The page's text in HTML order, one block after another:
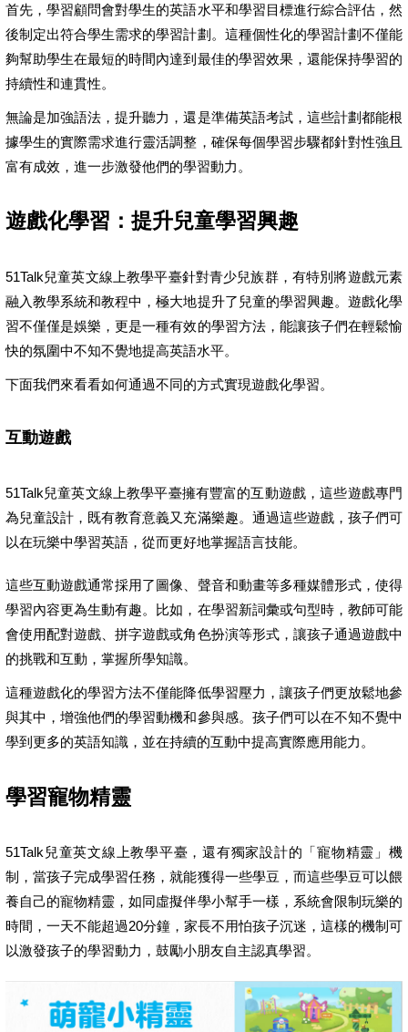
首先，學習顧問會對學生的英語水平和學習目標進行綜合評估，然
後制定出符合學生需求的學習計劃。這種個性化的學習計劃不僅能
夠幫助學生在最短的時間內達到最佳的學習效果，還能保持學習的
持續性和連貫性。
無論是加強語法，提升聽力，還是準備英語考試，這些計劃都能根
據學生的實際需求進行靈活調整，確保每個學習步驟都針對性強且
富有成效，進一步激發他們的學習動力。
遊戲化學習：提升兒童學習興趣
51Talk兒童英文線上教學平臺針對青少兒族群，有特別將遊戲元素
融入教學系統和教程中，極大地提升了兒童的學習興趣。遊戲化學
習不僅僅是娛樂，更是一種有效的學習方法，能讓孩子們在輕鬆愉
快的氛圍中不知不覺地提高英語水平。
下面我們來看看如何通過不同的方式實現遊戲化學習。
互動遊戲
51Talk兒童英文線上教學平臺擁有豐富的互動遊戲，這些遊戲專門
為兒童設計，既有教育意義又充滿樂趣。通過這些遊戲，孩子們可
以在玩樂中學習英語，從而更好地掌握語言技能。
這些互動遊戲通常採用了圖像、聲音和動畫等多種媒體形式，使得
學習內容更為生動有趣。比如，在學習新詞彙或句型時，教師可能
會使用配對遊戲、拼字遊戲或角色扮演等形式，讓孩子通過遊戲中
的挑戰和互動，掌握所學知識。
這種遊戲化的學習方法不僅能降低學習壓力，讓孩子們更放鬆地參
與其中，增強他們的學習動機和參與感。孩子們可以在不知不覺中
學到更多的英語知識，並在持續的互動中提高實際應用能力。
學習寵物精靈
51Talk兒童英文線上教學平臺，還有獨家設計的「寵物精靈」機
制，當孩子完成學習任務，就能獲得一些學豆，而這些學豆可以餵
養自己的寵物精靈，如同虛擬伴學小幫手一樣，系統會限制玩樂的
時間，一天不能超過20分鐘，家長不用怕孩子沉迷，這樣的機制可
以激發孩子的學習動力，鼓勵小朋友自主認真學習。